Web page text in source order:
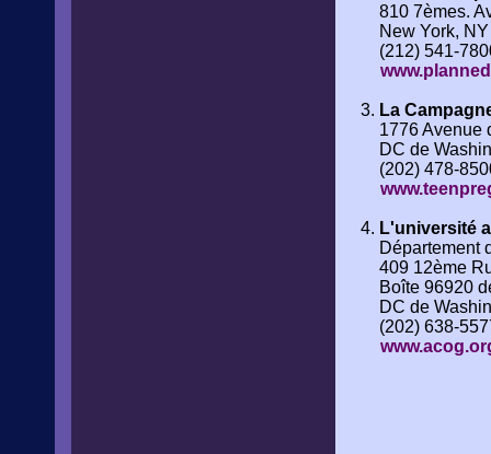
810 7èmes.
New York,
(212) 541-
La
1776 Avenue
DC de
(202) 478-
L'université
Département
409 12ème
Boîte 96920
DC de
(202) 638-